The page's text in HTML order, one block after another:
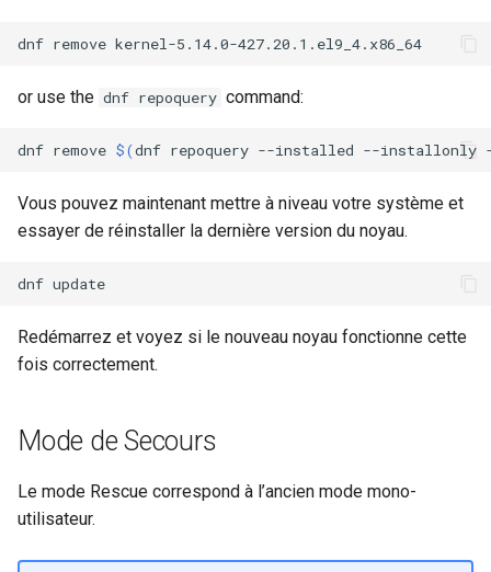
dnf remove
or use the dnf repoquery command:
dnf remove $(dnf repoquery --installed --installonly
Vous pouvez maintenant mettre à niveau votre système et
essayer de réinstaller la dernière version du noyau.
dnf
Redémarrez et voyez si le nouveau noyau fonctionne cette
fois correctement.
Mode de Secours
Le mode Rescue correspond à l’ancien mode mono-
utilisateur.